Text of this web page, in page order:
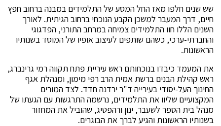
שש שנים חלפו מאז החל המסע של התלמידים במבנה ברחוב חפץ
חיים, דרך המעבר למשכן הקבע הנוכחי ברחוב הגיתית. לאורך
השנים הללו חוו התלמידים צמיחה במרחב התורני, הפדגוגי
והחברתי-ערכי, כשהם שותפים לעיצוב אופיו של המוסד בשנותיו
הראשונות.
את המעמד כיבדו בנוכחותם ראש עיריית פתח תקווה רמי גרינברג,
ראש קהילת הבנים ברשת אמית הרב רפי מימון, ומנהלת אגף
החינוך העל-יסודי בעירייה ד"ר ירדנה חדד. לצד המורים
המקצועיים שליוו את התלמידים, נרשמה התרגשות עם הגעתו של
מנהל בית הספר לשעבר, ינון ורהפטיג, שהוביל את המחזור
בשנותיו הראשונות והגיע לברך את הבוגרים.